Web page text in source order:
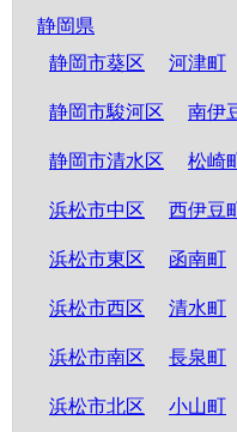
静岡県
静岡市葵区
河津町
静岡市駿河区 南伊
静岡市清水区 松崎
浜松市中区 西伊豆
浜松市東区 函南町
浜松市西区 清水町
浜松市南区 長泉町
浜松市北区 小山町